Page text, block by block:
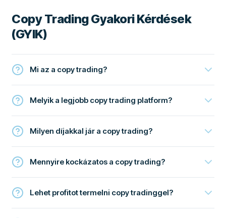
Copy Trading Gyakori Kérdések
(GYIK)
Mi az a copy trading?
Melyik a legjobb copy trading platform?
Milyen díjakkal jár a copy trading?
Mennyire kockázatos a copy trading?
Lehet profitot termelni copy tradinggel?